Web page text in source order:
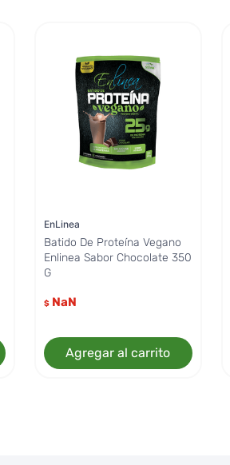
EnLinea
Batido De Proteína Vegano
Enlinea Sabor Chocolate 350
G
$ NaN
Agregar al carrito